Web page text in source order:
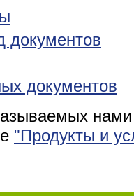
документов
документов
нами
"Продукты и